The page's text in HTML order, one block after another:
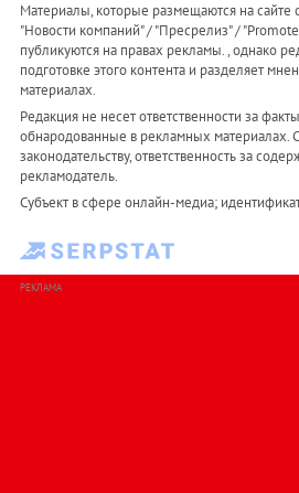
Материалы, которые размещаются на сайте
"Новости компаний" / "Пресрелиз" /
публикуются на правах рекламы. , однако
подготовке этого контента и разделяет
материалах.
Редакция не несет ответственности за
обнародованные в рекламных материалах.
законодательству, ответственность за
рекламодатель.
Субъект в сфере онлайн-медиа;
РЕКЛАМА